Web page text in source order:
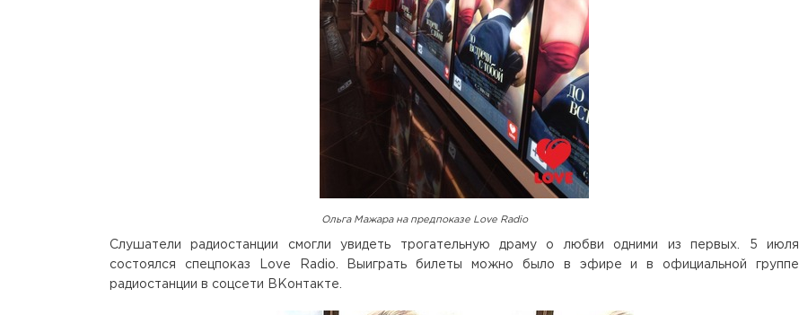
Ольга Мажара на предпоказе Love Radio
Слушатели радиостанции смогли увидеть трогательную драму о любви одними из первых. 5 июля
состоялся спецпоказ Love Radio. Выиграть билеты можно было в эфире и в официальной группе
радиостанции в соцсети ВКонтакте.